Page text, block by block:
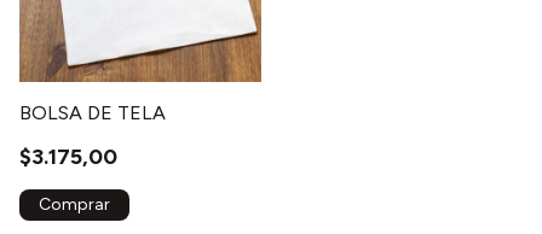
BOLSA DE TELA
$3.175,00